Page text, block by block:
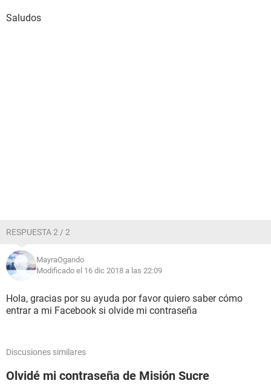
Saludos
RESPUESTA 2 / 2
MayraOgando
Modificado el 16 dic 2018 a las 22:09
Hola, gracias por su ayuda por favor quiero saber cómo
entrar a mi Facebook si olvide mi contraseña
Discusiones similares
Olvidé mi contraseña de Misión Sucre